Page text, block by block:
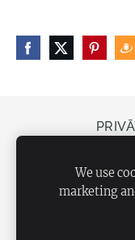
Veikals Bergs,
We use
marketing